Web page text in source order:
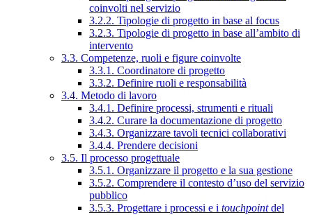
coinvolti nel servizio
3.2.2. Tipologie di progetto in base al focus
3.2.3. Tipologie di progetto in base all’ambito di
intervento
3.3. Competenze, ruoli e figure coinvolte
3.3.1. Coordinatore di progetto
3.3.2. Definire ruoli e responsabilità
3.4. Metodo di lavoro
3.4.1. Definire processi, strumenti e rituali
3.4.2. Curare la documentazione di progetto
3.4.3. Organizzare tavoli tecnici collaborativi
3.4.4. Prendere decisioni
3.5. Il processo progettuale
3.5.1. Organizzare il progetto e la sua gestione
3.5.2. Comprendere il contesto d’uso del servizio
pubblico
3.5.3. Progettare i processi e i touchpointdel